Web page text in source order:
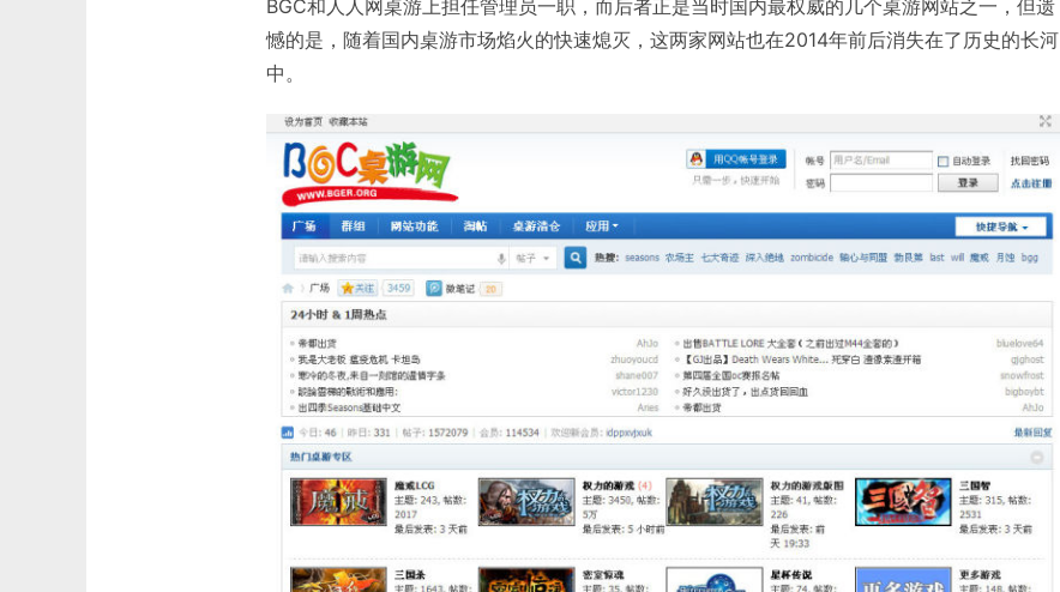
BGC和人人网桌游上担任管理员一职，而后者正是当时国内最权威的几个桌游网站之一，但遗
憾的是，随着国内桌游市场焰火的快速熄灭，这两家网站也在2014年前后消失在了历史的长河
中。